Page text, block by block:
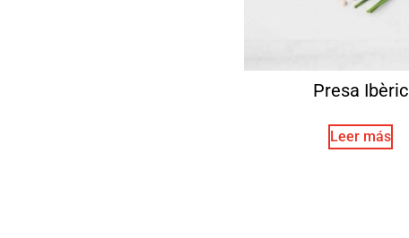
Presa Ibèric
Leer más